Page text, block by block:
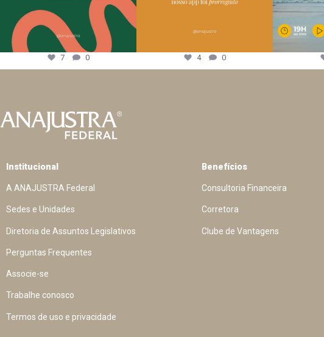
7 0 4 0
Institucional
A ANAJUSTRA Federal
Sedes e Unidades
Diretoria de Assuntos Legislativos
Perguntas Frequentes
Associe-se
Trabalhe conosco
Termos de uso e privacidade
Benefícios
Consultoria Financeira
Corretora
Clube de Vantagens